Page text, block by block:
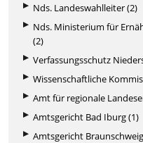
Nds. Landeswahlleiter (2)
Nds. Ministerium für
(2)
Verfassungsschutz
Wissenschaftliche
Amt für regionale
Amtsgericht Bad Iburg (1)
Amtsgericht